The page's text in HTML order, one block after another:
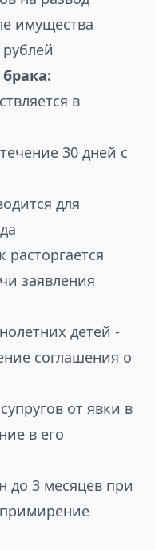
имущества
в
30 дней с
для
заявления
детей -
соглашения о
от явки в
в его
до 3 месяцев при